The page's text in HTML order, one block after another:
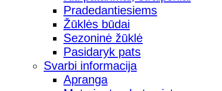
Pradedantiesiems
Žūklės būdai
Sezoninė žūklė
Pasidaryk pats
Svarbi informacija
Apranga